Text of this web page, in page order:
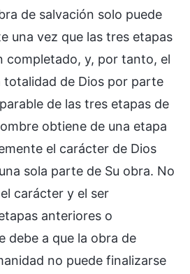
de salvación solo puede
una vez que las tres etapas
completado, y, por tanto, el
totalidad de Dios por parte
de las tres etapas de
obtiene de una etapa
el carácter de Dios
sola parte de Su obra. No
carácter y el ser
anteriores o
debe a que la obra de
no puede finalizarse